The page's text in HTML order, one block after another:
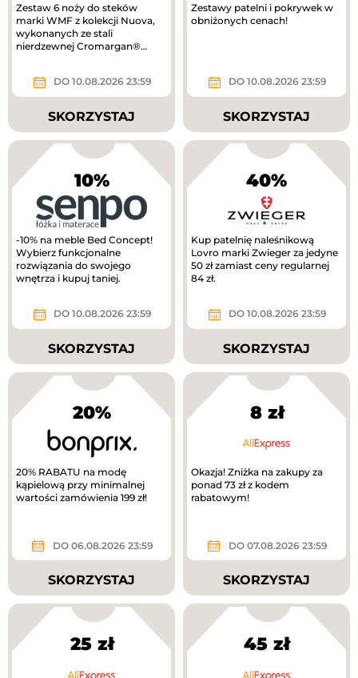
Zestaw 6 noży do steków
marki WMF z kolekcji Nuova,
wykonanych ze stali
nierdzewnej Cromargan®
DO 10.08.2026 23:59
SKORZYSTAJ
Zestawy patelni i pokrywek w
obniżonych cenach!
DO 10.08.2026 23:59
SKORZYSTAJ
10%
-10% na meble Bed Concept!
Wybierz funkcjonalne
rozwiązania do swojego
wnętrza i kupuj taniej.
DO 10.08.2026 23:59
SKORZYSTAJ
40%
Kup patelnię naleśnikową
Lovro marki Zwieger za jedyne
50 zł zamiast ceny regularnej
84 zł.
DO 10.08.2026 23:59
SKORZYSTAJ
20%
20% RABATU na modę
kąpielową przy minimalnej
wartości zamówienia 199 zł!
DO 06.08.2026 23:59
SKORZYSTAJ
8 zł
Okazja! Zniżka na zakupy za
ponad 73 zł z kodem
rabatowym!
DO 07.08.2026 23:59
SKORZYSTAJ
25 zł 45 zł